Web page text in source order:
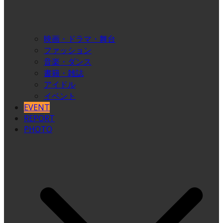
映画・ドラマ・舞台
ファッション
音楽・ダンス
書籍・雑誌
アイドル
イベント
EVENT
REPORT
PHOTO